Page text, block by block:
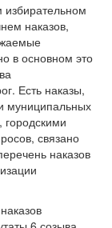
избирательном
наказов,
в основном это
Есть наказы,
муниципальных
городскими
связано
наказов